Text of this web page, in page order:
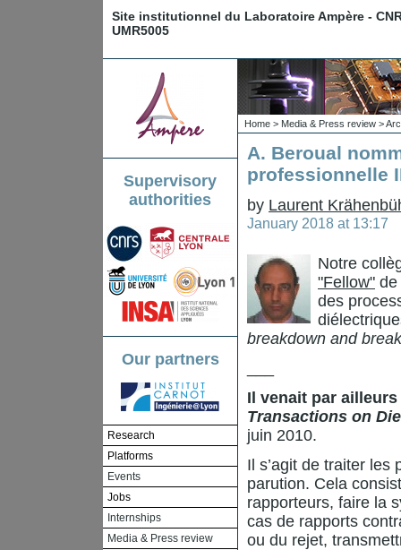
Site institutionnel du Laboratoire Ampère -
UMR5005
Supervisory
authorities
Our partners
Research
Platforms
Events
Jobs
Internships
Media & Press review
Home > Media & Press review >
A. Beroual
professionnelle
by Laurent
January 2018 at 13:17
Notre
"Fellow" de
des
breakdown and
Il venait par ailleurs
Transactions on
juin 2010.
Il s’agit de traiter les
parution. Cela
rapporteurs, faire la
cas de rapports
ou du rejet,